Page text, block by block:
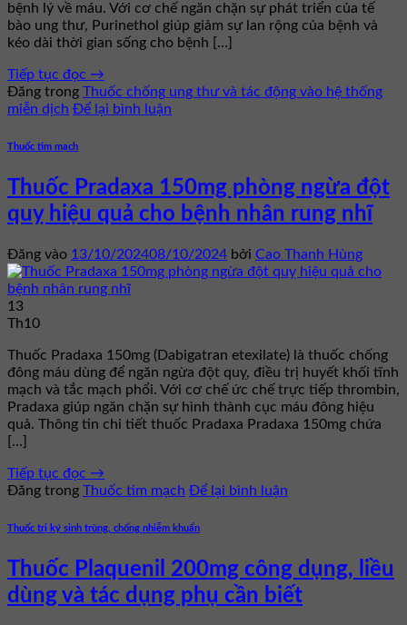
bệnh lý về máu. Với cơ chế ngăn chặn sự phát triển của tế
bào ung thư, Purinethol giúp giảm sự lan rộng của bệnh và
kéo dài thời gian sống cho bệnh […]
Tiếp tục đọc →
Đăng trong Thuốc chống ung thư và tác động vào hệ thống
miễn dịch Để lại bình luận
Thuốc tim mạch
Thuốc Pradaxa 150mg phòng ngừa đột
quỵ hiệu quả cho bệnh nhân rung nhĩ
Đăng vào 13/10/202408/10/2024 bởi Cao Thanh Hùng
13
Th10
Thuốc Pradaxa 150mg (Dabigatran etexilate) là thuốc chống
đông máu dùng để ngăn ngừa đột quỵ, điều trị huyết khối tĩnh
mạch và tắc mạch phổi. Với cơ chế ức chế trực tiếp thrombin,
Pradaxa giúp ngăn chặn sự hình thành cục máu đông hiệu
quả. Thông tin chi tiết thuốc Pradaxa Pradaxa 150mg chứa
[…]
Tiếp tục đọc →
Đăng trong Thuốc tim mạch Để lại bình luận
Thuốc trị ký sinh trùng, chống nhiễm khuẩn
Thuốc Plaquenil 200mg công dụng, liều
dùng và tác dụng phụ cần biết